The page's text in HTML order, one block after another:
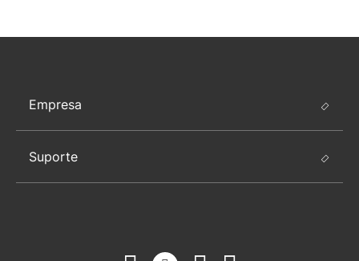
Empresa
Suporte